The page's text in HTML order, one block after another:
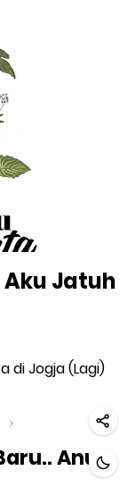
Jatuh
di Jogja (Lagi)
Anu